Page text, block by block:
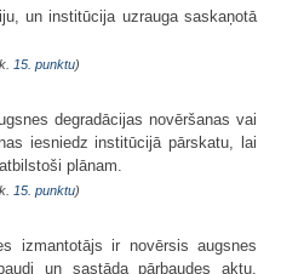
un institūcija uzrauga saskaņotā
15. punktu)
degradācijas novēršanas vai
iesniedz institūcijā pārskatu, lai
plānam.
15. punktu)
izmantotājs ir novērsis augsnes
un sastāda pārbaudes aktu.